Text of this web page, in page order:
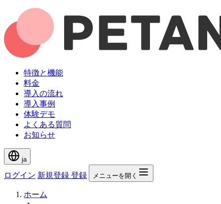
特徴と機能
料金
導入の流れ
導入事例
体験デモ
よくある質問
お知らせ
ja
ログイン 新規登録 登録 メニューを開く
ホーム